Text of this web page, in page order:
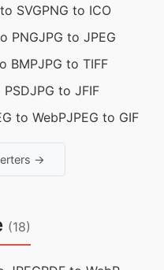
SVGPNG to ICO
PNGJPG to JPEG
BMPJPG to TIFF
JPG to JFIF
to WebPJPEG to GIF
→
(18)